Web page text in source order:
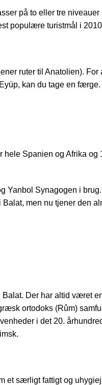
på to eller tre
populære turistmål i
ruter til Anatolien).
kan du tage en færge.
Spanien og Afrika
Yanbol Synagogen i
men nu tjener den
Der har altid været
ortodoks (Rûm)
i det 20.
særligt fattigt og